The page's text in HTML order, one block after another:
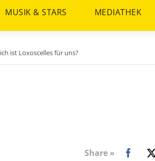
MUSIK & STARS MEDIATHEK
ist Loxoscelles für uns?
Share »